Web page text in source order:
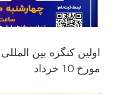
اولین کنگره بین
مورخ 10 خرداد